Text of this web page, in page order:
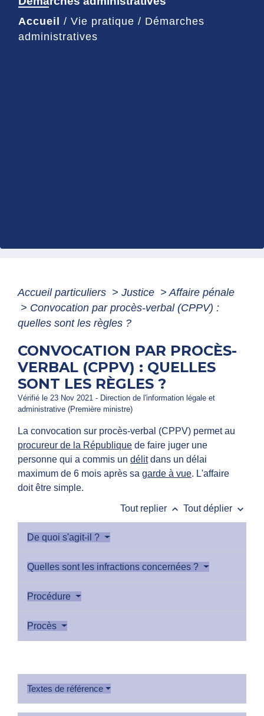
Accueil / Vie pratique / Démarches
administratives
Accueil particuliers > Justice > Affaire pénale
> Convocation par procès-verbal (CPPV) :
quelles sont les règles ?
CONVOCATION PAR PROCÈS-
VERBAL (CPPV) : QUELLES
SONT LES RÈGLES ?
Vérifié le 23 Nov 2021 - Direction de l'information légale et
administrative (Première ministre)
La convocation sur procès-verbal (CPPV) permet au
procureur de la République de faire juger une
personne qui a commis un délitdans un délai
maximum de 6 mois après sa garde à vue. L'affaire
doit être simple.
Tout replier keyboard_arrow_up Tout déplier keyboard_arrow_down
De quoi s'agit-il ?
Quelles sont les infractions concernées ?
Procédure
Procès
Textes de référence